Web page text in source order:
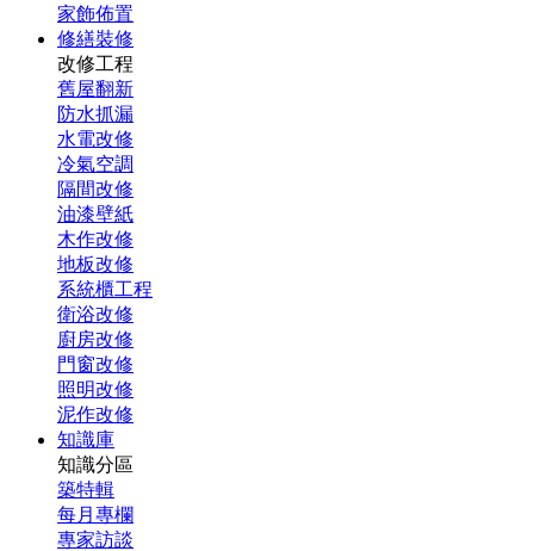
家飾佈置
修繕裝修
改修工程
舊屋翻新
防水抓漏
水電改修
冷氣空調
隔間改修
油漆壁紙
木作改修
地板改修
系統櫃工程
衛浴改修
廚房改修
門窗改修
照明改修
泥作改修
知識庫
知識分區
築特輯
每月專欄
專家訪談